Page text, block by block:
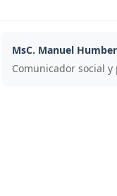
MsC. Manuel
Comunicador social